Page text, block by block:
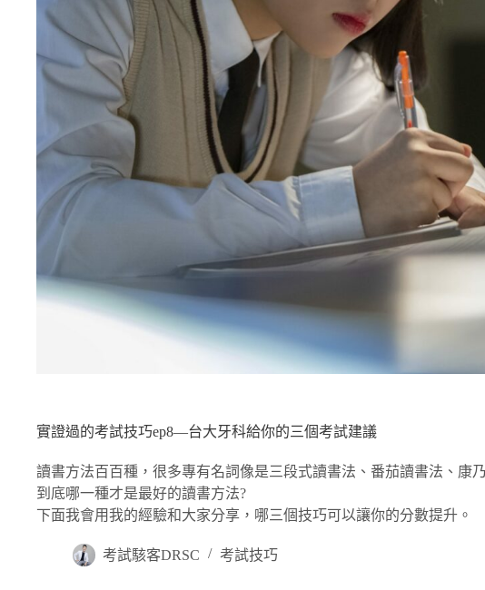
實證過的考試技巧ep8―台大牙科給你的三個考試建議
讀書方法百百種，很多專有名詞像是三段式讀書法、番茄讀書法、康
到底哪一種才是最好的讀書方法?
下面我會用我的經驗和大家分享，哪三個技巧可以讓你的分數提升。
考試駭客DRSC 考試技巧